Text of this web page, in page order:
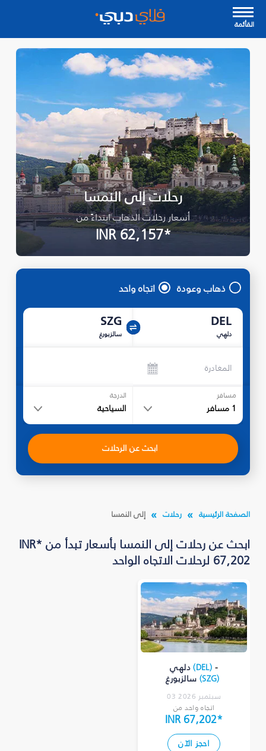
القأئمة
رحلات إلى النمسا
أسعار رحلات الذهاب ابتداءً من
*INR 62,157
ذهاب وعودة اتجاه واحد
DEL
دلهي
SZG
سالزبورغ
المغادرة
مسافر
1 مسافر
الدرجة
السياحية
ابحث عن الرحلات
الصفحة الرئيسية رحلات إلى النمسا
ابحث عن رحلات إلى النمسا بأسعار تبدأ من *INR
67,202 لرحلات الاتجاه الواحد
دلهي (DEL) -
سالزبورغ (SZG)
03 سبتمبر 2026
اتجاه واحد من
INR 67,202*
احجز الآن